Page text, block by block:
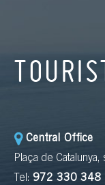
Central Office
Plaça de Catalunya,
Tel: 972 330 348